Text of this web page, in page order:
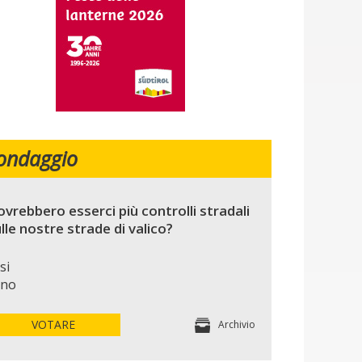
esserci più controlli stradali
nostre strade di valico?
si
no
VOTARE Archivio